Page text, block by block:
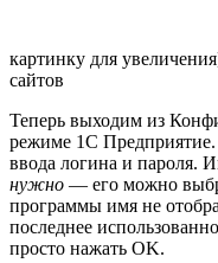
картинку для
сайтов
Теперь выходим из
режиме 1С Предприятие.
ввода логина и пароля.
нужно — его можно
программы имя не
последнее
просто нажать OK.